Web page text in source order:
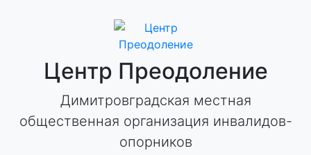
Центр Преодоление
Димитровградская местная
общественная организация инвалидов-
опорников